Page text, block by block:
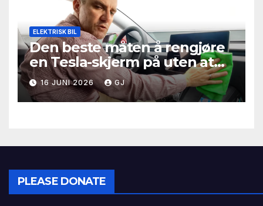
ELEKTRISK BIL
Den beste måten å rengjøre
en Tesla-skjerm på uten at
garantien opphører å gjelde
16 JUNI 2026 GJ
PLEASE DONATE